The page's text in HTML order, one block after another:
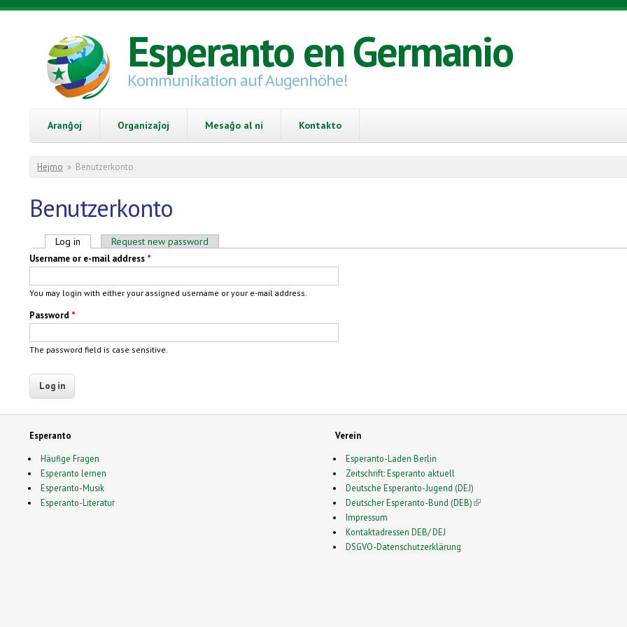
Skip to main content
Esperanto en Germanio
Kommunikation auf Augenhöhe!
Aranĝoj Organizaĵoj Mesaĝo al ni Kontakto
You are here
Hejmo » Benutzerkonto
Benutzerkonto
Primary tabs
Log in (active tab)Request new password
Username or e-mail address *
You may login with either your assigned username or your e-mail address.
Password *
The password field is case sensitive.
Esperanto
Häufige Fragen
Esperanto lernen
Esperanto-Musik
Esperanto-Literatur
Verein
Esperanto-Laden Berlin
Zeitschrift: Esperanto aktuell
Deutsche Esperanto-Jugend (DEJ)
Deutscher Esperanto-Bund (DEB)(link is external)
Impressum
Kontaktadressen DEB/ DEJ
DSGVO-Datenschutzerklärung